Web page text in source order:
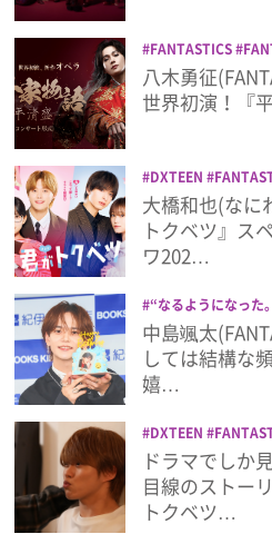
ライフスタイル
プレゼント
インタビュー
フィルム
Emoメン
ランキング
Emo!miuとは？
免責事項
澤本夏輝 瀬口黎弥
FANTASTICS
EXILE TRIBE オペラ
語-平清盛-
八木勇征
世界初演！『
DXTEEN
from EXILE TRIBE
M!LK
MAZZEL
GirlsAward 2025
ガルアワ ガルアワ
ェンド 君がトクベツ
和也 山中柔太朗
大橋和也(なに
トクベツ』ス
ワ202…
“なるようになった
た。”COMPLETE
レポ
FANTASTICS
EXILE TRIBE 中島
中島颯太
しては結構な
嬉…
DXTEEN
from EXILE TRIBE
M!LK
MAZZEL
ドラマ
なにわ男子
留
大橋和也 山中柔
ドラマでしか
目線のストー
トクベツ…